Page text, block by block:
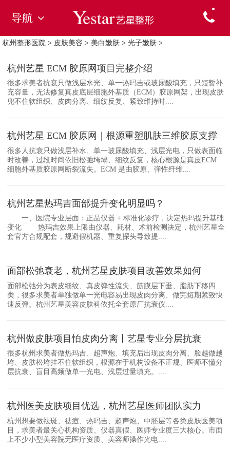
导航
杭州整形医院 > 皮肤美容 > 美白嫩肤 > 光子嫩肤 >
杭州艺星 ECM 胶原网项目完整介绍
很多求美者抗衰只做浅层水光、单一热玛吉或玻尿酸填充，只短暂补
充容量，无法修复真皮底层细胞外基质（ECM）胶原网架，出现皮肤
兜不住软组织、皮肉分离、细纹反复、紧致维持时....
杭州艺星 ECM 胶原网｜根源重塑肌肤三维胶原支撑
很多人抗衰只做浅层补水、单一玻尿酸填充、浅层光电，只做表面临
时改善，过段时间依旧松弛垮塌、细纹反复，核心根源是真皮ECM
细胞外基质胶原网断裂流失。ECM 是由胶原、弹性纤维....
杭州艺星热玛吉面部提升变化明显吗？
一、医院专业层面：正品仪器 + 标准化诊疗，决定热玛提升基础
变化 热玛吉效果上限由仪器、耗材、术前检测决定，杭州艺星全
套官方合规配套，规避假机器、重复探头导致提....
面部松弛衰老，杭州艺星皮肤项目改善效果如何
面部松弛分为表皮细纹、真皮弹性流失、筋膜层下垂、脂肪下移四
类，很多求美者单独做单一光电容易出现皮肉分离、做完短期紧致快
速反弹。杭州艺星美容皮肤科依托全套原厂抗衰仪....
杭州做皮肤项目怕皮肉分离丨艺星专业分层抗衰
很多杭州求美者做热玛吉、超声炮、填充后出现皮肉分离、脸越做越
垮、皮肤松垮挂不住软组织，根源在于机构设备不正规、医师不懂分
层抗衰、盲目高频做单一光电、浅层过量填充。....
杭州医美皮肤项目优选，杭州艺星医师团队实力
杭州想要做祛斑、祛痘、热玛吉、超声炮、中胚层等各类皮肤医美项
目，求美者最关心机构资质、仪器真假、医师专业度三大核心。市面
上不少小型美容院无医疗资质、美容师操作光电....